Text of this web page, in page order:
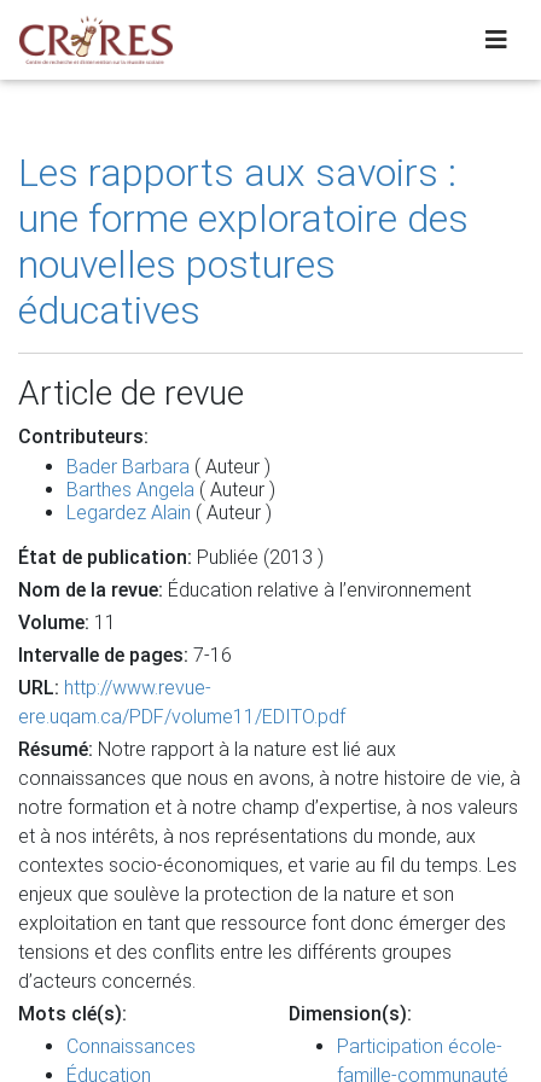
Les rapports aux savoirs :
une forme exploratoire des
nouvelles postures
éducatives
Article de revue
Contributeurs:
Bader Barbara ( Auteur )
Barthes Angela ( Auteur )
Legardez Alain ( Auteur )
État de publication: Publiée (2013 )
Nom de la revue: Éducation relative à l’environnement
Volume: 11
Intervalle de pages: 7-16
URL: http://www.revue-
ere.uqam.ca/PDF/volume11/EDITO.pdf
Résumé: Notre rapport à la nature est lié aux
connaissances que nous en avons, à notre histoire de vie, à
notre formation et à notre champ d’expertise, à nos valeurs
et à nos intérêts, à nos représentations du monde, aux
contextes socio-économiques, et varie au fil du temps. Les
enjeux que soulève la protection de la nature et son
exploitation en tant que ressource font donc émerger des
tensions et des conflits entre les différents groupes
d’acteurs concernés.
Mots clé(s):
Connaissances
Éducation
Dimension(s):
Participation école-
famille-communauté